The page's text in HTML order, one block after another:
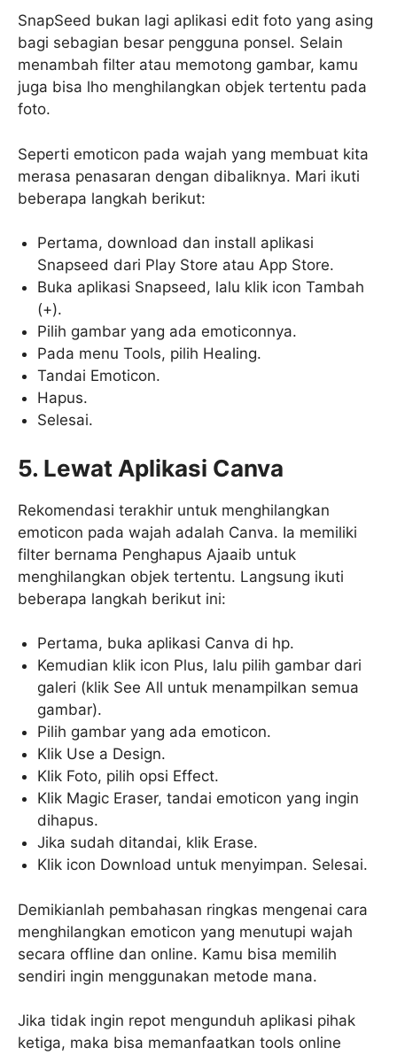
SnapSeed bukan lagi aplikasi edit foto yang asing
bagi sebagian besar pengguna ponsel. Selain
menambah filter atau memotong gambar, kamu
juga bisa lho menghilangkan objek tertentu pada
foto.
Seperti emoticon pada wajah yang membuat kita
merasa penasaran dengan dibaliknya. Mari ikuti
beberapa langkah berikut:
Pertama, download dan install aplikasi
Snapseed dari Play Store atau App Store.
Buka aplikasi Snapseed, lalu klik icon Tambah
(+).
Pilih gambar yang ada emoticonnya.
Pada menu Tools, pilih Healing.
Tandai Emoticon.
Hapus.
Selesai.
5. Lewat Aplikasi Canva
Rekomendasi terakhir untuk menghilangkan
emoticon pada wajah adalah Canva. Ia memiliki
filter bernama Penghapus Ajaaib untuk
menghilangkan objek tertentu. Langsung ikuti
beberapa langkah berikut ini:
Pertama, buka aplikasi Canva di hp.
Kemudian klik icon Plus, lalu pilih gambar dari
galeri (klik See All untuk menampilkan semua
gambar).
Pilih gambar yang ada emoticon.
Klik Use a Design.
Klik Foto, pilih opsi Effect.
Klik Magic Eraser, tandai emoticon yang ingin
dihapus.
Jika sudah ditandai, klik Erase.
Klik icon Download untuk menyimpan. Selesai.
Demikianlah pembahasan ringkas mengenai cara
menghilangkan emoticon yang menutupi wajah
secara offline dan online. Kamu bisa memilih
sendiri ingin menggunakan metode mana.
Jika tidak ingin repot mengunduh aplikasi pihak
ketiga, maka bisa memanfaatkan tools online